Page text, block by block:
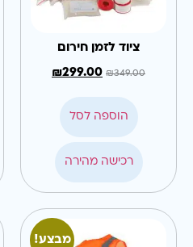
ציוד לזמן חירום
₪349.00
₪299.00
הוספה לסל
רכישה מהירה
מבצע!